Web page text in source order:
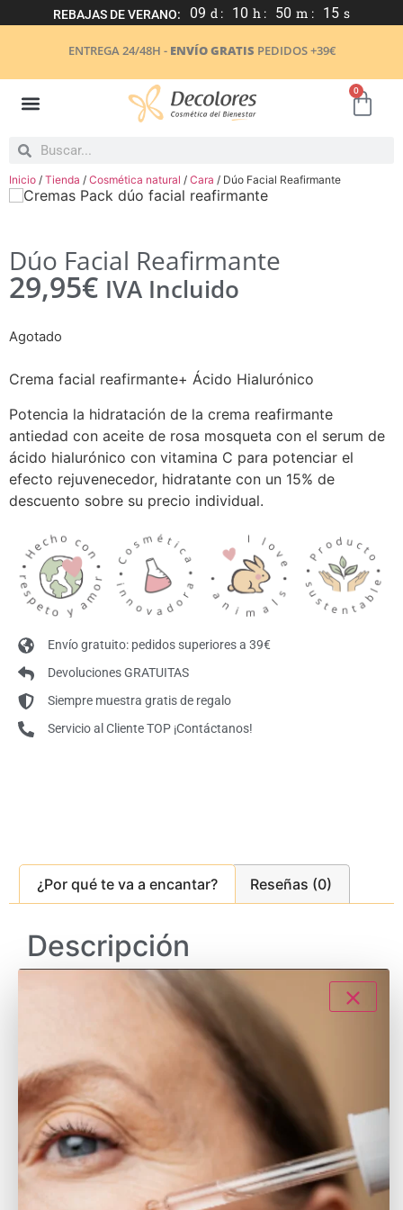
REBAJAS DE VERANO: 09 d : 10 h : 50 m : 15 s
ENTREGA 24/48H - ENVÍO GRATIS PEDIDOS +39€
0
Inicio / Tienda / Cosmética natural / Cara / Dúo Facial Reafirmante
Dúo Facial Reafirmante
29,95€ IVA Incluido
Agotado
Crema facial reafirmante+ Ácido Hialurónico
Potencia la hidratación de la crema reafirmante
antiedad con aceite de rosa mosqueta con el serum de
ácido hialurónico con vitamina C para potenciar el
efecto rejuvenecedor, hidratante con un 15% de
descuento sobre su precio individual.
Envío gratuito: pedidos superiores a 39€
Devoluciones GRATUITAS
Siempre muestra gratis de regalo
Servicio al Cliente TOP ¡Contáctanos!
¿Por qué te va a encantar? Reseñas (0)
Descripción
Dúo Facial Reafirmante:
El dúo facial reafirmante es indicado para
normales a secas
Aplica el sérum antes de la crema facial. De este
modo, potenciarás la
hidratación
regeneración
cutánea.
Elcuidado facialdebería estar en tu día a día. Por
mucho estrés que tengas en el cuerpo, por mucho